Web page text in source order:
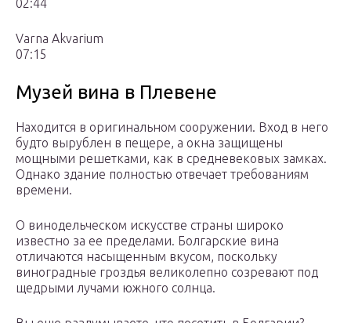
02:44
Varna Akvarium
07:15
Музей вина в Плевене
Находится в оригинальном сооружении. Вход в него
будто вырублен в пещере, а окна защищены
мощными решетками, как в средневековых замках.
Однако здание полностью отвечает требованиям
времени.
О винодельческом искусстве страны широко
известно за ее пределами. Болгарские вина
отличаются насыщенным вкусом, поскольку
виноградные гроздья великолепно созревают под
щедрыми лучами южного солнца.